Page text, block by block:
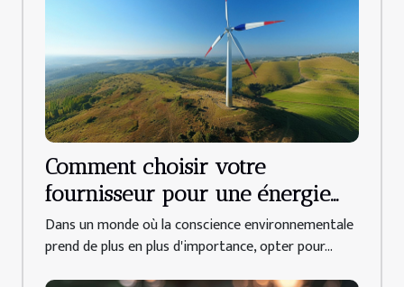
Comment choisir votre
fournisseur pour une énergie
durable et française
Dans un monde où la conscience environnementale
prend de plus en plus d'importance, opter pour...